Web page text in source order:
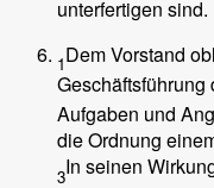
unterfertigen sind.
1Dem Vorstand
Geschäftsführung
Aufgaben und
die Ordnung
3In seinen